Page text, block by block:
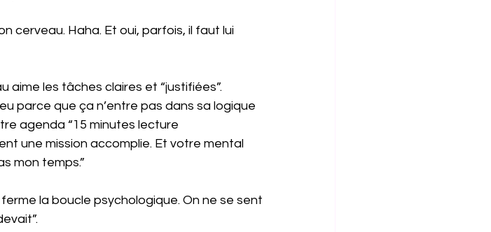
cerveau. Haha. Et oui, parfois, il faut lui
les tâches claires et “justifiées”.
parce que ça n’entre pas dans sa logique
agenda “15 minutes lecture
une mission accomplie. Et votre mental
mon temps.”
la boucle psychologique. On ne se sent